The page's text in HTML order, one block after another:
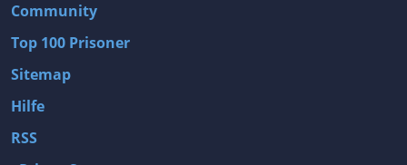
Community
Top 100 Prisoner
Sitemap
Hilfe
RSS